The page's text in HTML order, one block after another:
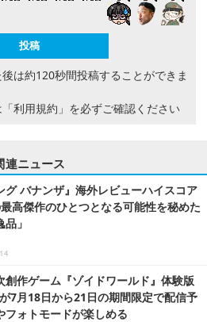
は約120秒間投稿することができま
「利用規約」 を必ずご確認ください
連ニュース
グ バナンザ』海外レビューハイスコア
最高傑作のひとつとなる可能性を秘めた
」
創作ゲーム『ゾイドワールド』体験版
7月18日から21日の期間限定で配信予
フォトモードが楽しめる